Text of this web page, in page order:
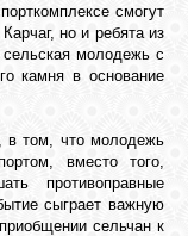
смогут
но и ребята из
молодежь с
камня в основание
в том, что молодежь
вместо того,
противоправные
сыграет важную
сельчан к